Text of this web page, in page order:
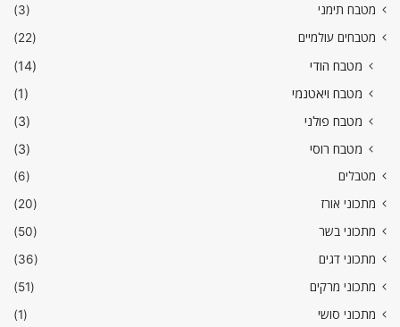
מטבח תימני
(3)
מטבחים עולמיים
(22)
מטבח הודי
(14)
מטבח ויאטנמי
(1)
מטבח פולני
(3)
מטבח רוסי
(3)
מטבלים
(6)
מתכוני אורז
(20)
מתכוני בשר
(50)
מתכוני דגים
(36)
מתכוני מרקים
(51)
מתכוני סושי
(1)